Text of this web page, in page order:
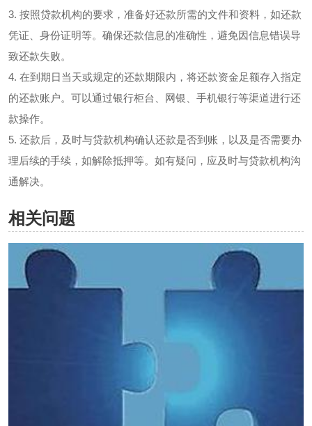
3. 按照贷款机构的要求，准备好还款所需的文件和资料，如还款
凭证、身份证明等。确保还款信息的准确性，避免因信息错误导
致还款失败。
4. 在到期日当天或规定的还款期限内，将还款资金足额存入指定
的还款账户。可以通过银行柜台、网银、手机银行等渠道进行还
款操作。
5. 还款后，及时与贷款机构确认还款是否到账，以及是否需要办
理后续的手续，如解除抵押等。如有疑问，应及时与贷款机构沟
通解决。
相关问题